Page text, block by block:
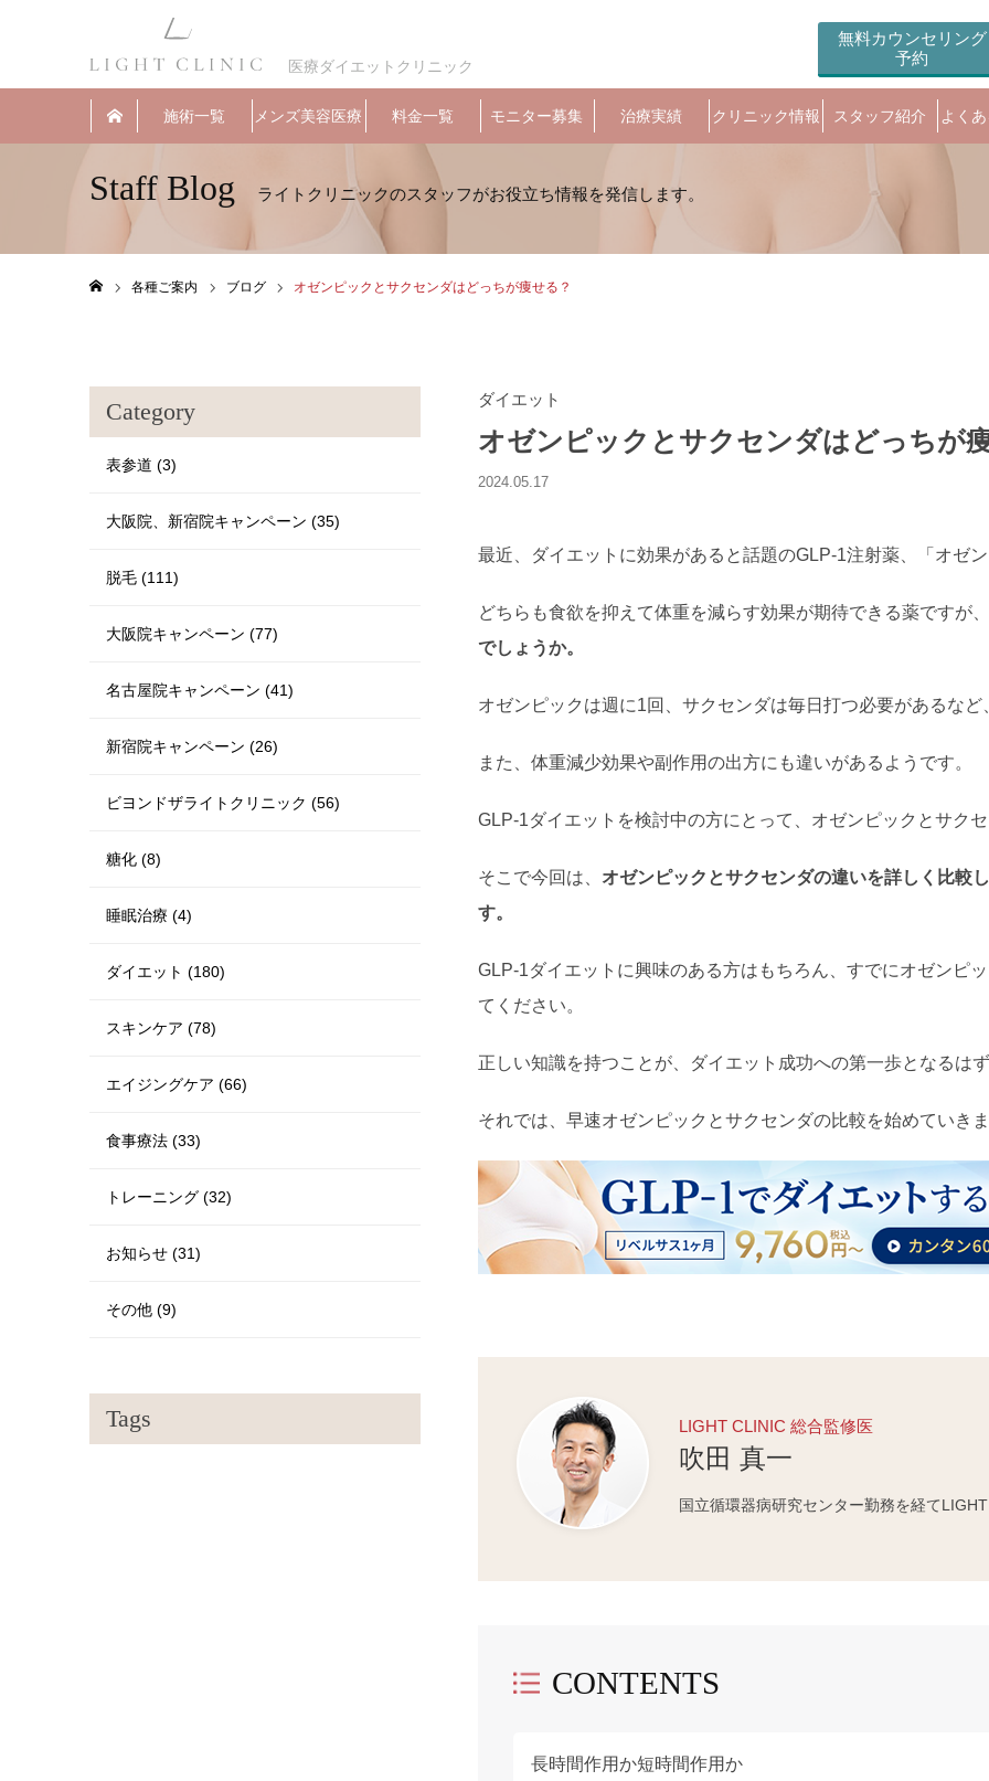
医療ダイエットクリニック
無料カウンセリング
予約
施術一覧 メンズ美容医療 料金一覧 モニター募集 治療実績 クリニック情報 スタッフ紹介 よく
Staff Blog
各種ご案内 ブログ オゼンピックとサクセンダはどっちが痩せる？
ダイエット
オゼンピックとサクセンダはどっちが
2024.05.17
最近、ダイエットに効果があると話題のGLP-1注射薬、「オゼ
どちらも食欲を抑えて体重を減らす効果が期待できる薬ですが、
でしょうか。
オゼンピックは週に1回、サクセンダは毎日打つ必要があるなど
また、体重減少効果や副作用の出方にも違いがあるようです。
GLP-1ダイエットを検討中の方にとって、オゼンピックとサク
そこで今回は、 オゼンピックとサクセンダの違いを詳しく比較
す。
GLP-1ダイエットに興味のある方はもちろん、すでにオゼンピ
てください。
正しい知識を持つことが、ダイエット成功への第一歩となるはず
それでは、早速オゼンピックとサクセンダの比較を始めていきま
LIGHT CLINIC 総合監修医
吹田 真一
国立循環器病研究センター勤務を経てLIGHT
CONTENTS
長時間作用か短時間作用か
Category
表参道 (3)
大阪院、新宿院キャンペーン (35)
脱毛 (111)
大阪院キャンペーン (77)
名古屋院キャンペーン (41)
新宿院キャンペーン (26)
ビヨンドザライトクリニック (56)
糖化 (8)
睡眠治療 (4)
ダイエット (180)
スキンケア (78)
エイジングケア (66)
食事療法 (33)
トレーニング (32)
お知らせ (31)
その他 (9)
Tags